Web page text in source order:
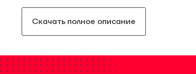
Скачать полное описание